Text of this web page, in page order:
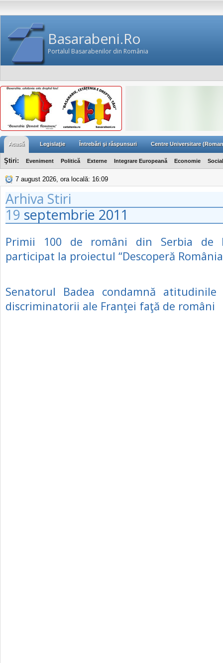
Basarabeni.Ro
Portalul Basarabenilor din România
Acasă Legislaţie Întrebări şi răspunsuri Centre Universitare
Ştiri: Eveniment Politică Externe Integrare Europeană Economie Social
7 august 2026, ora locală: 16:09
Arhiva Stiri
19 septembrie 2011
Primii 100 de români din Serbia de
participat la proiectul “Descoperă
Senatorul Badea condamnă atitudinile
discriminatorii ale Franţei faţă de români